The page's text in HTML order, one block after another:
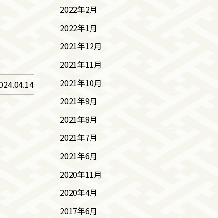
2022年2月
2022年1月
2021年12月
2021年11月
2021年10月
2021年9月
2021年8月
2021年7月
2021年6月
2020年11月
2020年4月
2017年6月